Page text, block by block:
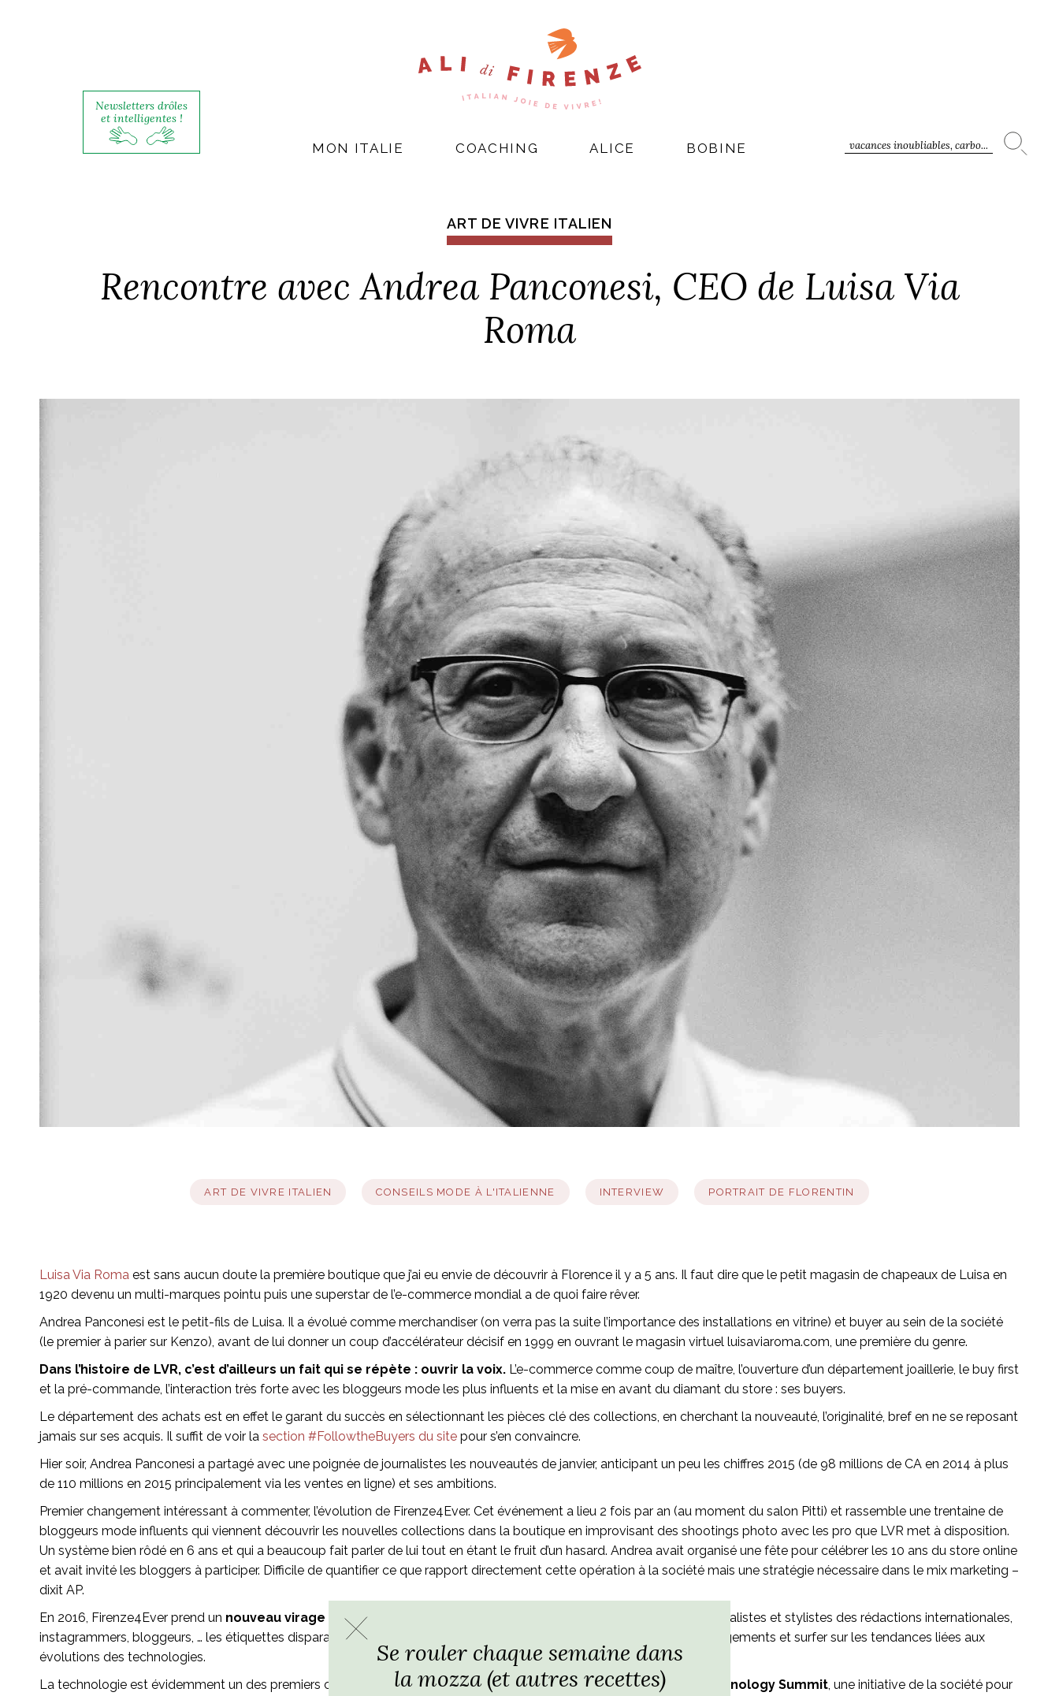
Newsletters drôles
et intelligentes !
vacances inoubliables, carbo...
MON ITALIE COACHING ALICE BOBINE
ART DE VIVRE ITALIEN
Rencontre avec Andrea Panconesi, CEO de Luisa Via
Roma
ART DE VIVRE ITALIEN CONSEILS MODE À L'ITALIENNE INTERVIEW PORTRAIT DE FLORENTIN
Luisa Via Roma est sans aucun doute la première boutique que j’ai eu envie de découvrir à Florence il y a 5 ans. Il faut dire que le petit magasin de chapeaux de Luisa en
1920 devenu un multi-marques pointu puis une superstar de l’e-commerce mondial a de quoi faire rêver.
Andrea Panconesi est le petit-fils de Luisa. Il a évolué comme merchandiser (on verra pas la suite l’importance des installations en vitrine) et buyer au sein de la société
(le premier à parier sur Kenzo), avant de lui donner un coup d’accélérateur décisif en 1999 en ouvrant le magasin virtuel luisaviaroma.com, une première du genre.
Dans l’histoire de LVR, c’est d’ailleurs un fait qui se répète : ouvrir la voix. L’e-commerce comme coup de maître, l’ouverture d’un département joaillerie, le buy first
et la pré-commande, l’interaction très forte avec les bloggeurs mode les plus influents et la mise en avant du diamant du store : ses buyers.
Le département des achats est en effet le garant du succès en sélectionnant les pièces clé des collections, en cherchant la nouveauté, l’originalité, bref en ne se reposant
jamais sur ses acquis. Il suffit de voir la section #FollowtheBuyers du site pour s’en convaincre.
Hier soir, Andrea Panconesi a partagé avec une poignée de journalistes les nouveautés de janvier, anticipant un peu les chiffres 2015 (de 98 millions de CA en 2014 à plus
de 110 millions en 2015 principalement via les ventes en ligne) et ses ambitions.
Premier changement intéressant à commenter, l’évolution de Firenze4Ever. Cet événement a lieu 2 fois par an (au moment du salon Pitti) et rassemble une trentaine de
bloggeurs mode influents qui viennent découvrir les nouvelles collections dans la boutique en improvisant des shootings photo avec les pro que LVR met à disposition.
Un système bien rôdé en 6 ans et qui a beaucoup fait parler de lui tout en étant le fruit d’un hasard. Andrea avait organisé une fête pour célébrer les 10 ans du store online
et avait invité les bloggers à participer. Difficile de quantifier ce que rapport directement cette opération à la société mais une stratégie nécessaire dans le mix marketing –
dixit AP.
En 2016, Firenze4Ever prend un nouveau virage en devenant un rendez-vous d’influencers au sens large
. Journalistes et stylistes des rédactions internationales,
instagrammers, bloggeurs, … les étiquettes disparaissent et LVR souligne encore une fois qu’elle sait s’adapter aux changements et surfer sur les tendances liées aux
évolutions des technologies.
La technologie est évidemment un des premiers chevaux de bataille. En janvier aura lieu ledeuxième Fashion & Technology Summit, une initiative de la société pour
Se rouler chaque semaine dans
la mozza (et autres recettes)